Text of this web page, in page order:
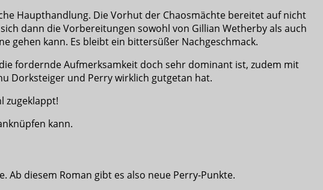
Haupthandlung. Die Vorhut der Chaosmächte bereitet auf nicht
dann die Vorbereitungen sowohl von Gillian Wetherby als auch
gehen kann. Es bleibt ein bittersüßer Nachgeschmack.
fordernde Aufmerksamkeit doch sehr dominant ist, zudem mit
Dorksteiger und Perry wirklich gutgetan hat.
zugeklappt!
kann.
Ab diesem Roman gibt es also neue Perry-Punkte.